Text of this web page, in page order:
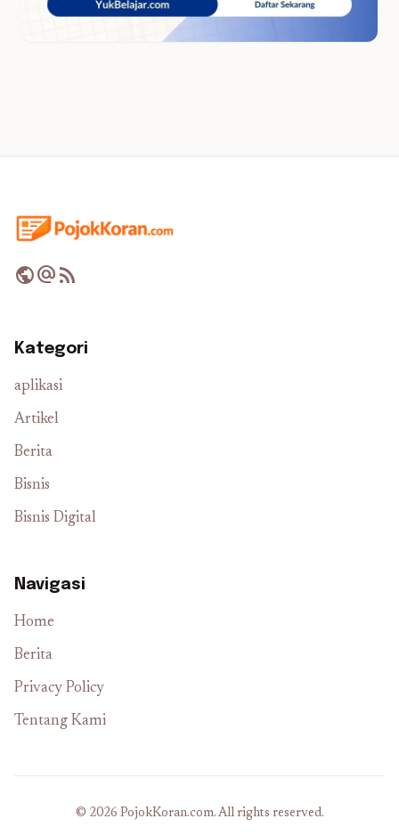
publicalternate_emailrss_feed
Kategori
aplikasi
Artikel
Berita
Bisnis
Bisnis Digital
Navigasi
Home
Berita
Privacy Policy
Tentang Kami
© 2026 PojokKoran.com. All rights reserved.